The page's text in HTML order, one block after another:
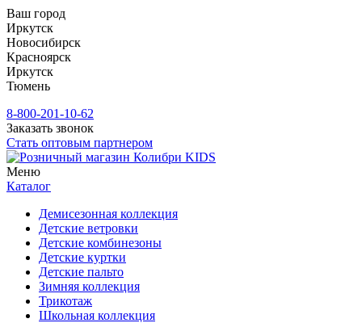
Ваш город
Иркутск
Новосибирск
Красноярск
Иркутск
Тюмень
8-800-201-10-62
Заказать звонок
Стать оптовым партнером
Меню
Каталог
Демисезонная коллекция
Детские ветровки
Детские комбинезоны
Детские куртки
Детские пальто
Зимняя коллекция
Трикотаж
Школьная коллекция